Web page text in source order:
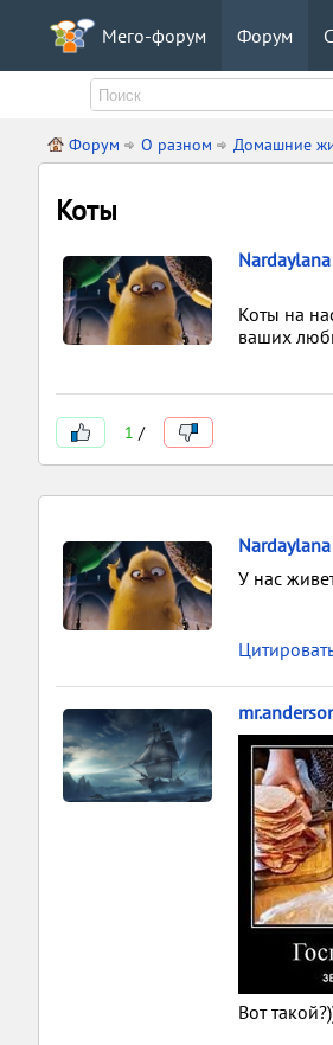
Мего-форум Форум
Форум О разном Домашние
Коты
Nardaylana
Коты на
ваших
1 /
Nardaylana
У нас
Вот